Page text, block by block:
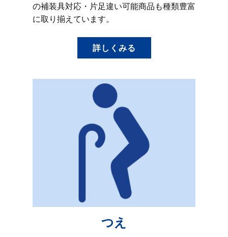
の補装具対応・片足違い可能商品も種類豊富
に取り揃えています。
詳しくみる
つえ